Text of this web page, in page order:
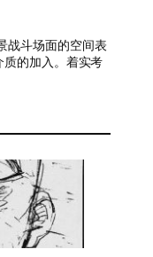
战斗场面的空间表
质的加入。着实考